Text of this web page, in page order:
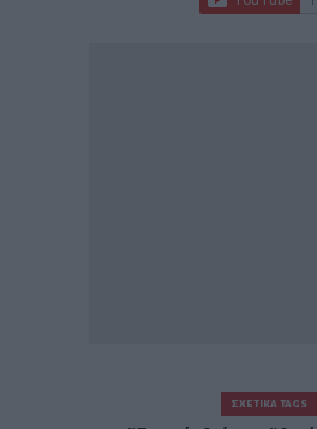
ΣΧΕΤΙΚΆ TAGS